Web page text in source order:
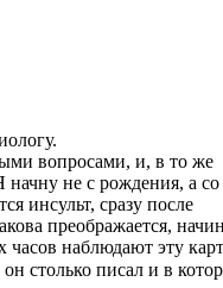
вопросами, и, в то же
начну не с рождения, а со
инсульт, сразу после
преображается,
часов наблюдают эту
столько писал и в